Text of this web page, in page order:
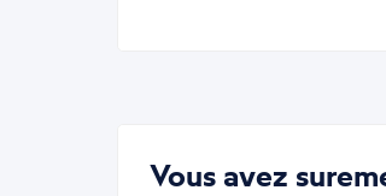
Vous avez